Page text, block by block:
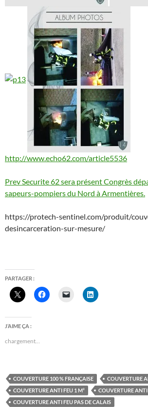
http://www.echo62.com/article5536
Prev Securite 62 sera présent Congrès
sapeurs-pompiers du Nord à Armentières.
https://protech-sentinel.com/produit/
desincarceration-sur-mesure/
PARTAGER :
J’AIME ÇA :
chargement…
COUVERTURE 100 % FRANÇAISE
COUVERTURE
COUVERTURE ANTI FEU 1 M²
COUVERTURE ANTI
COUVERTURE ANTI FEU PAS DE CALAIS